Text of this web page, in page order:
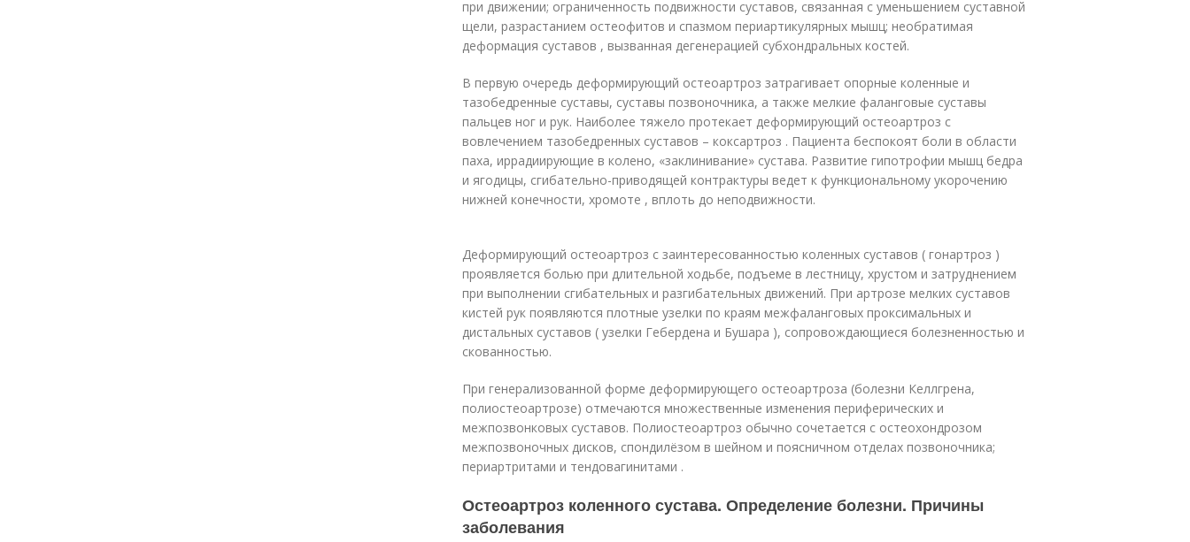
при движении; ограниченность подвижности суставов, связанная с уменьшением суставной
щели, разрастанием остеофитов и спазмом периартикулярных мышц; необратимая
деформация суставов , вызванная дегенерацией субхондральных костей.
В первую очередь деформирующий остеоартроз затрагивает опорные коленные и
тазобедренные суставы, суставы позвоночника, а также мелкие фаланговые суставы
пальцев ног и рук. Наиболее тяжело протекает деформирующий остеоартроз с
вовлечением тазобедренных суставов – коксартроз . Пациента беспокоят боли в области
паха, иррадиирующие в колено, «заклинивание» сустава. Развитие гипотрофии мышц бедра
и ягодицы, сгибательно-приводящей контрактуры ведет к функциональному укорочению
нижней конечности, хромоте , вплоть до неподвижности.
Деформирующий остеоартроз с заинтересованностью коленных суставов ( гонартроз )
проявляется болью при длительной ходьбе, подъеме в лестницу, хрустом и затруднением
при выполнении сгибательных и разгибательных движений. При артрозе мелких суставов
кистей рук появляются плотные узелки по краям межфаланговых проксимальных и
дистальных суставов ( узелки Гебердена и Бушара ), сопровождающиеся болезненностью и
скованностью.
При генерализованной форме деформирующего остеоартроза (болезни Келлгрена,
полиостеоартрозе) отмечаются множественные изменения периферических и
межпозвонковых суставов. Полиостеоартроз обычно сочетается с остеохондрозом
межпозвоночных дисков, спондилёзом в шейном и поясничном отделах позвоночника;
периартритами и тендовагинитами .
Остеоартроз коленного сустава. Определение болезни. Причины
заболевания